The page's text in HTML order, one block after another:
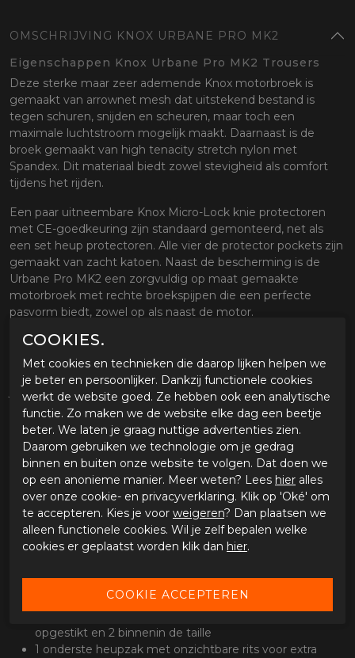
OMSCHRIJVING KNOX URBANE PRO MK2
Eigenschappen Knox Urbane Pro MK2 Trousers
Deze sterke maar zeer ademende Knox motorbroek is
gemaakt van arrownet mesh dat uitstekend bestand is
tegen schuren, snijden en scheuren, maar toch een
maximale luchtstroom mogelijk maakt. Daarnaast is de
broek gemaakt van high tenacity stretch nylon met
Spandex. Dit materiaal biedt zowel stevigheid als comfort
tijdens het rijden.
Een paar uitneembare Knox Micro-Lock knie protectoren
met CE-goedkeuring zijn standaard gemonteerd, net als
een set heup protectoren. Alle vier de protector pockets zijn
gemaakt van zacht katoen. Naast de bescherming is de
Urbane Pro MK2 een zorgvuldig op maat gemaakte
motorbroek met rechte broekspijpen die een perfecte
pasvorm biedt, zowel op als naast de motor.
De aandacht voor detail is ongeëvenaard. Het leren
merklabel op de tailleband is subtiel. De ritssluiting is van
YKK en de klinknagels zijn allemaal van Knox, net als de
jeansknoop en de zeshoekige sleutelhanger. Praktisch zijn
de zes handige diepe zakken: twee voor, twee achter en
twee in de taille. Er is een extra lage heupzak met een
onzichtbare ritssluiting voor extra veiligheid.
Specificaties:
Gemaakt van high tenacity stretch nylon met Spandex
voor sterkte en comfort tijdens het rijden
Stevig maar zeer ademend arrownet mesh
geselecteerd voor slijtage, snij- en scheurweerstand
knie- en heup protectoren
opgestikt en 2 binnenin de taille
1 onderste heupzak met onzichtbare rits voor extra
COOKIES.
Met cookies en technieken die daarop lijken helpen we
je beter en persoonlijker. Dankzij functionele cookies
werkt de website goed. Ze hebben ook een analytische
functie. Zo maken we de website elke dag een beetje
beter. We laten je graag nuttige advertenties zien.
Daarom gebruiken we technologie om je gedrag
binnen en buiten onze website te volgen. Dat doen we
op een anonieme manier. Meer weten? Lees hier alles
over onze cookie- en privacyverklaring. Klik op 'Oké' om
te accepteren. Kies je voor weigeren? Dan plaatsen we
alleen functionele cookies. Wil je zelf bepalen welke
cookies er geplaatst worden klik dan hier.